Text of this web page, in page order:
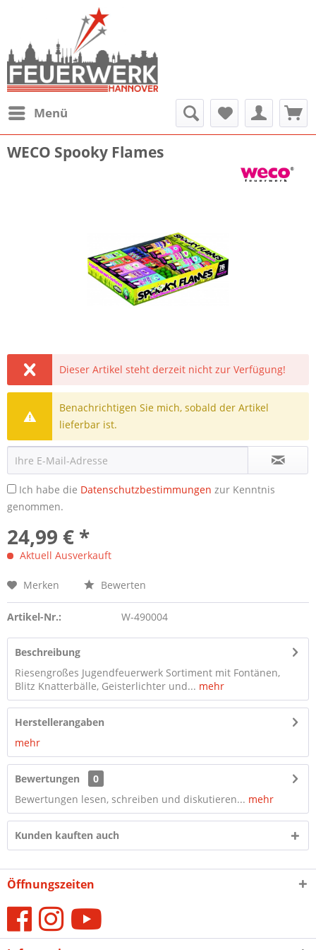
Menü
WECO Spooky Flames
Dieser Artikel steht derzeit nicht zur Verfügung!
Benachrichtigen Sie mich, sobald der Artikel
lieferbar ist.
Ich habe die Datenschutzbestimmungen zur Kenntnis
genommen.
24,99 € *
Aktuell Ausverkauft
Merken Bewerten
Artikel-Nr.: W-490004
Beschreibung
Riesengroßes Jugendfeuerwerk Sortiment mit Fontänen,
Blitz Knatterbälle, Geisterlichter und... mehr
Herstellerangaben
mehr
Bewertungen
0
Bewertungen lesen, schreiben und diskutieren... mehr
Kunden kauften auch
Öffnungszeiten